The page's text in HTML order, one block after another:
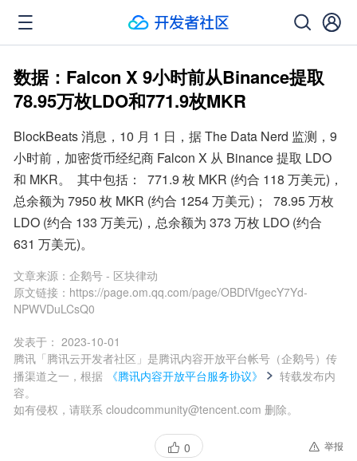
数据：Falcon X 9小时前从Binance提取
78.95万枚LDO和771.9枚MKR
BlockBeats 消息，10 月 1 日，据 The Data Nerd 监测，9
小时前，加密货币经纪商 Falcon X 从 Binance 提取 LDO
和 MKR。  其中包括：  771.9 枚 MKR (约合 118 万美元)，
总余额为 7950 枚 MKR (约合 1254 万美元)；  78.95 万枚
LDO (约合 133 万美元)，总余额为 373 万枚 LDO (约合
631 万美元)。
文章来源： 企鹅号 - 区块律动
原文链接： https://page.om.qq.com/page/OBDfVfgecY7Yd-
NPWVDuLCsQ0
发表于： 2023-10-01
腾讯「腾讯云开发者社区」是腾讯内容开放平台帐号（企鹅号）传
播渠道之一，根据
《腾讯内容开放平台服务协议》
转载发布内
容。
如有侵权，请联系 cloudcommunity@tencent.com 删除。
0 举报